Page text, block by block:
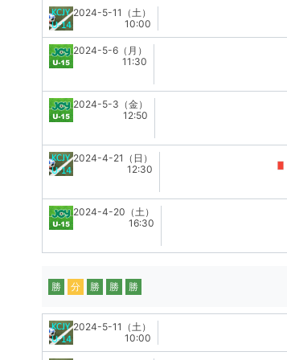
2024-5-11（土）
10:00
2024-5-6（月）
11:30
2024-5-3（金）
12:50
2024-4-21（日）
12:30
2024-4-20（土）
16:30
勝 分 勝 勝 勝
2024-5-11（土）
10:00